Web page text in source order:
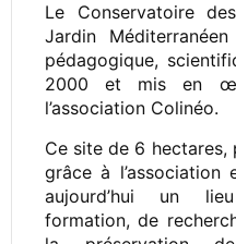
Le Conservatoire
Jardin
pédagogique,
2000 et mis en
l’association Colinéo.
Ce site de 6 hectares,
grâce à l’association
aujourd’hui un
formation, de